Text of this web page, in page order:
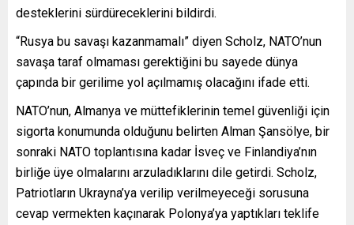
desteklerini sürdüreceklerini bildirdi.
“Rusya bu savaşı kazanmamalı” diyen Scholz, NATO’nun
savaşa taraf olmaması gerektiğini bu sayede dünya
çapında bir gerilime yol açılmamış olacağını ifade etti.
NATO’nun, Almanya ve müttefiklerinin temel güvenliği için
sigorta konumunda olduğunu belirten Alman Şansölye, bir
sonraki NATO toplantısına kadar İsveç ve Finlandiya’nın
birliğe üye olmalarını arzuladıklarını dile getirdi. Scholz,
Patriotların Ukrayna’ya verilip verilmeyeceği sorusuna
cevap vermekten kaçınarak Polonya’ya yaptıkları teklife